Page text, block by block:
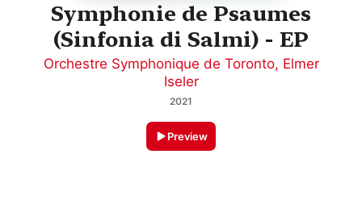
Symphonie de Psaumes
(Sinfonia di Salmi) - EP
Orchestre Symphonique de Toronto, Elmer
Iseler
2021
Preview